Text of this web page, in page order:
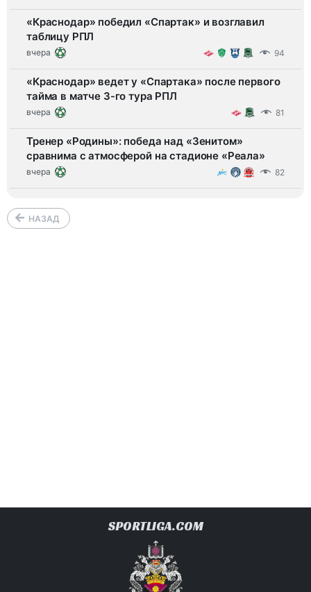
«Краснодар» победил «Спартак» и возглавил
таблицу РПЛ
вчера 94
«Краснодар» ведет у «Спартака» после первого
тайма в матче 3-го тура РПЛ
вчера 81
Тренер «Родины»: победа над «Зенитом»
сравнима с атмосферой на стадионе «Реала»
вчера 82
НАЗАД
SPORTLIGA.COM